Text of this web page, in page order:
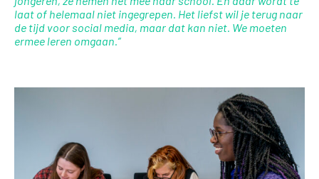
laat of helemaal niet ingegrepen. Het liefst wil je terug naar
de tijd voor social media, maar dat kan niet. We moeten
ermee leren omgaan.”